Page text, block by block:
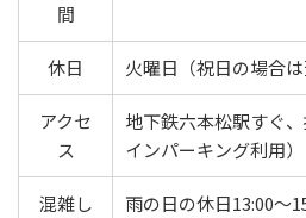
間
休日 火曜日（祝日の場合
アクセ
ス
地下鉄六本松駅すぐ
インパーキング利用）
混雑し
雨の日の休日13:00〜